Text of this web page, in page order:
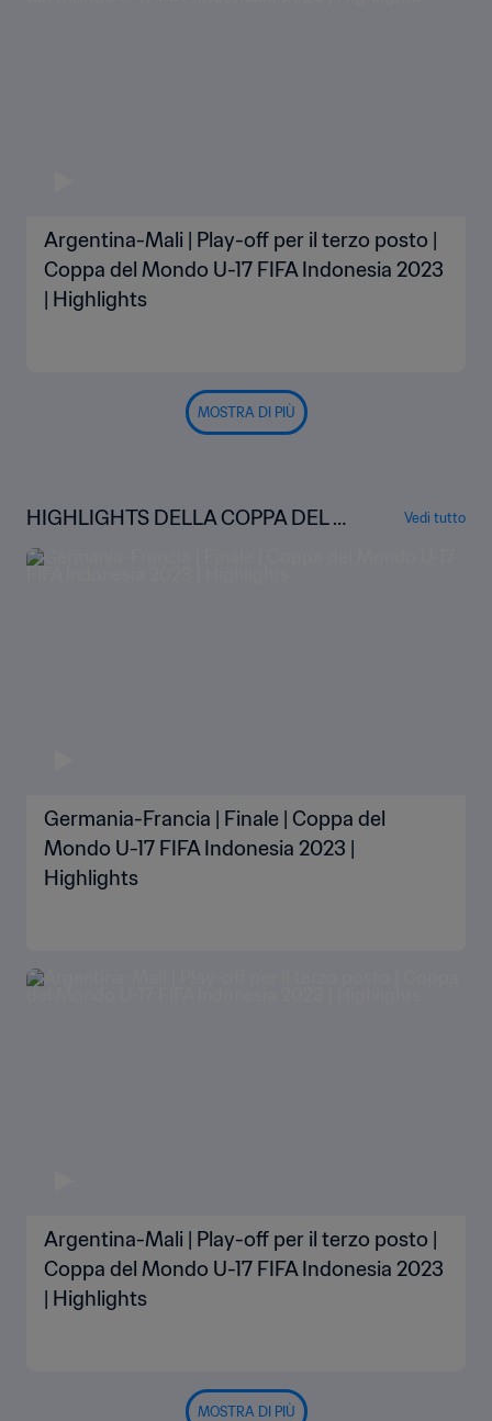
Argentina-Mali | Play-off per il terzo posto |
Coppa del Mondo U-17 FIFA Indonesia 2023
| Highlights
MOSTRA DI PIÙ
HIGHLIGHTS DELLA COPPA DEL M
ONDO U-17 FIFA INDONESIA 2023
Vedi tutto
Germania-Francia | Finale | Coppa del
Mondo U-17 FIFA Indonesia 2023 |
Highlights
Argentina-Mali | Play-off per il terzo posto |
Coppa del Mondo U-17 FIFA Indonesia 2023
| Highlights
MOSTRA DI PIÙ